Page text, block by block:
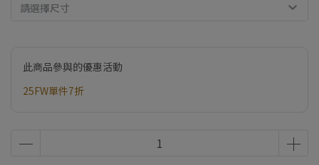
請選擇尺寸
此商品參與的優惠活動
25FW單件7折